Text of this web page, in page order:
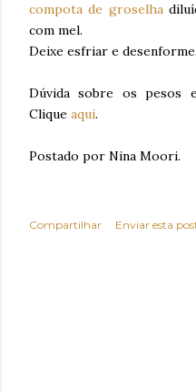
compota de groselha
com mel.
Deixe esfriar e desenforme.
Dúvida sobre os pesos
Clique aqui.
Postado por Nina Moori.
Compartilhar Enviar esta